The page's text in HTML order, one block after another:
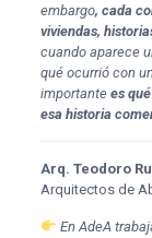
embargo, cada
viviendas,
cuando aparece
qué ocurrió con
importante es
esa historia
Arq. Teodoro
Arquitectos de
En AdeA